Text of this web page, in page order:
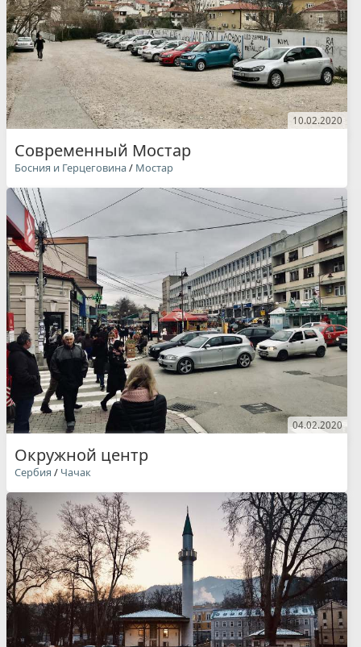
10.02.2020
Современный Мостар
Босния и Герцеговина/ Мостар
04.02.2020
Окружной центр
Сербия / Чачак